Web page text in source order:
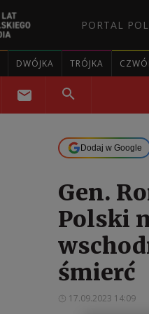
PORTAL
DWÓJKA TRÓJKA
Dodaj w Google
Gen.
Polski
śmierć
17.09.2023 14:09